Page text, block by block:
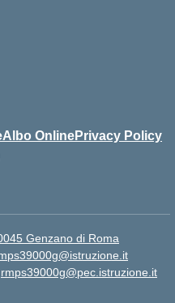
Albo OnlinePrivacy Policy
Genzano di Roma
rmps39000g@pec.istruzione.it